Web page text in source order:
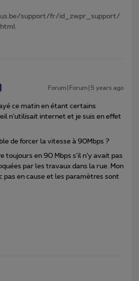
support/fr/id_zwpr_support/
Forum|Forum|5 years ago
ce matin en étant certains
n’utilisait internet et je suis en effet
de forcer la vitesse à 90Mbps ?
toujours en 90 Mbps s’il n’y avait pas
par les travaux dans la rue. Mon
pas en cause et les paramètres sont